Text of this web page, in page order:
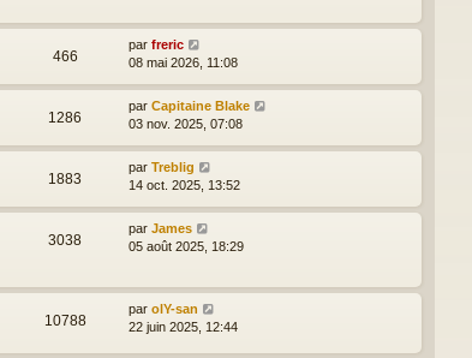
466
par freric
08 mai 2026, 11:08
1286
par Capitaine Blake
03 nov. 2025, 07:08
1883
par Treblig
14 oct. 2025, 13:52
3038
par James
05 août 2025, 18:29
10788
par olY-san
22 juin 2025, 12:44